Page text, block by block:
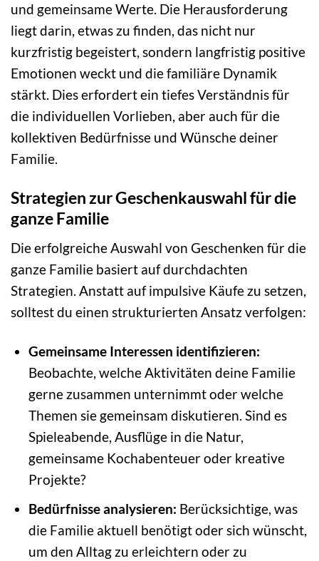
und gemeinsame Werte. Die Herausforderung
liegt darin, etwas zu finden, das nicht nur
kurzfristig begeistert, sondern langfristig positive
Emotionen weckt und die familiäre Dynamik
stärkt. Dies erfordert ein tiefes Verständnis für
die individuellen Vorlieben, aber auch für die
kollektiven Bedürfnisse und Wünsche deiner
Familie.
Strategien zur Geschenkauswahl für die
ganze Familie
Die erfolgreiche Auswahl von Geschenken für die
ganze Familie basiert auf durchdachten
Strategien. Anstatt auf impulsive Käufe zu setzen,
solltest du einen strukturierten Ansatz verfolgen:
Gemeinsame Interessen identifizieren:
Beobachte, welche Aktivitäten deine Familie
gerne zusammen unternimmt oder welche
Themen sie gemeinsam diskutieren. Sind es
Spieleabende, Ausflüge in die Natur,
gemeinsame Kochabenteuer oder kreative
Projekte?
Bedürfnisse analysieren: Berücksichtige, was
die Familie aktuell benötigt oder sich wünscht,
um den Alltag zu erleichtern oder zu